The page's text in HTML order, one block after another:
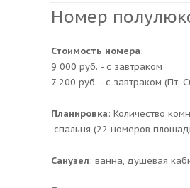
Номер
Стоимость номера:
9 000 руб. - с завтраком
7 200 руб. - с завтраком (Пт,
Планировка: Количество
спальня (22 номеров
Санузел: ванна, душевая